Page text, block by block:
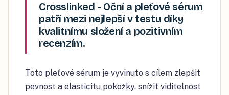
Crosslinked - Oční a pleťové sérum
patří mezi nejlepší v testu díky
kvalitnímu složení a pozitivním
recenzím.
Toto pleťové sérum je vyvinuto s cílem zlepšit
pevnost a elasticitu pokožky, snížit viditelnost